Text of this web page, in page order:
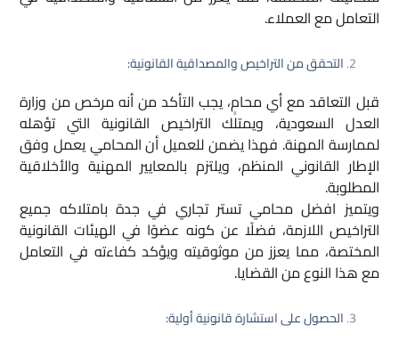
التعامل مع العملاء.
التحقق من التراخيص والمصداقية القانونية:
قبل التعاقد مع أي محامٍ، يجب التأكد من أنه مرخص من وزارة
العدل السعودية، ويمتلك التراخيص القانونية التي تؤهله
لممارسة المهنة. فهذا يضمن للعميل أن المحامي يعمل وفق
الإطار القانوني المنظم، ويلتزم بالمعايير المهنية والأخلاقية
المطلوبة.
ويتميز افضل محامي تستر تجاري في جدة بامتلاكه جميع
التراخيص اللازمة، فضلًا عن كونه عضوًا في الهيئات القانونية
المختصة، مما يعزز من موثوقيته ويؤكد كفاءته في التعامل
مع هذا النوع من القضايا.
الحصول على استشارة قانونية أولية: